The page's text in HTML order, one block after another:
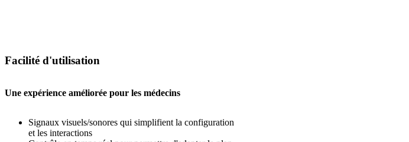
Facilité d'utilisation
Une expérience améliorée pour les médecins
Signaux visuels/sonores qui simplifient la configuration
et les interactions